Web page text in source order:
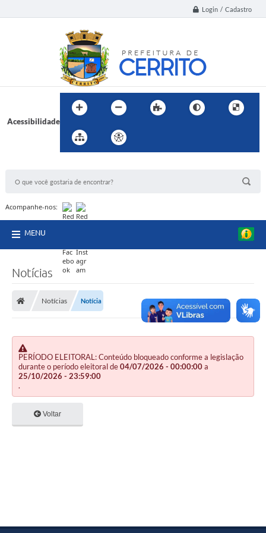
Login / Cadastro
Acessibilidade
Acompanhe-nos:
MENU
Notícias
Notícias Notícia
PERÍODO ELEITORAL: Conteúdo bloqueado conforme a legislação
durante o período eleitoral de04/07/2026 - 00:00:00a
25/10/2026 - 23:59:00
.
Voltar